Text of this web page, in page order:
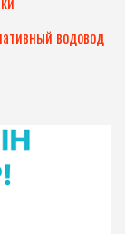
водовод